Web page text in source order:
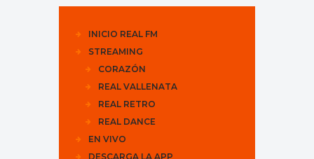
INICIO REAL FM
STREAMING
CORAZÓN
REAL VALLENATA
REAL RETRO
REAL DANCE
EN VIVO
DESCARGA LA APP